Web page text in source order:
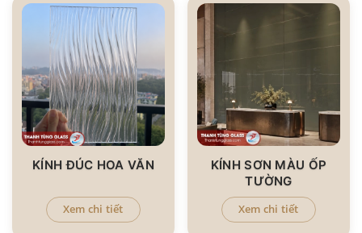
KÍNH ĐÚC HOA VĂN
Xem chi tiết
KÍNH SƠN MÀU ỐP
TƯỜNG
Xem chi tiết